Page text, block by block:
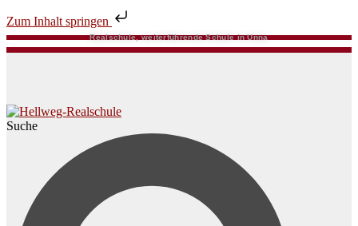
Zum Inhalt springen
Realschule, weiterführende Schule in Unna
Suche